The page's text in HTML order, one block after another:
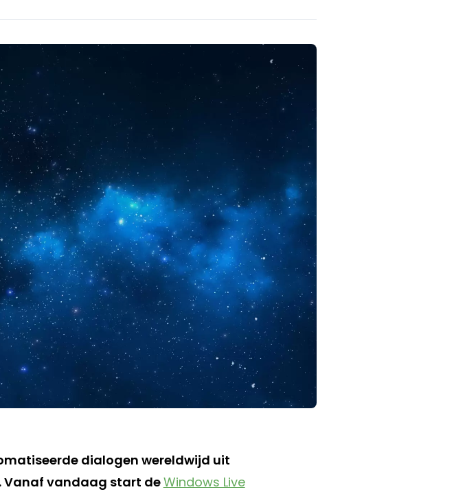
dialogen wereldwijd uit
Vanaf vandaag start deWindows Live